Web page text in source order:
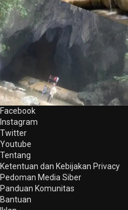
Facebook
Instagram
Twitter
Youtube
Tentang
Ketentuan dan Kebijakan Privacy
Pedoman Media Siber
Panduan Komunitas
Bantuan